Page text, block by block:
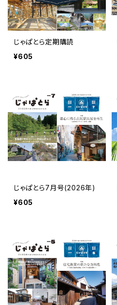
じゃぱとら定期購読
¥605
じゃぱとら7月号(2026年)
¥605